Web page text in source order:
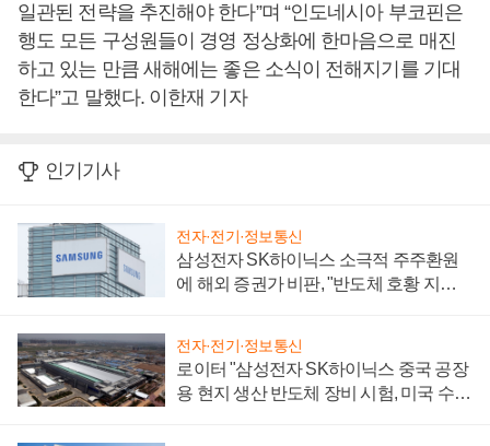
일관된 전략을 추진해야 한다”며 “인도네시아 부코핀은
행도 모든 구성원들이 경영 정상화에 한마음으로 매진
하고 있는 만큼 새해에는 좋은 소식이 전해지기를 기대
한다”고 말했다. 이한재 기자
인기기사
전자·전기·정보통신
삼성전자 SK하이닉스 소극적 주주환원
에 해외 증권가 비판, "반도체 호황 지속
전자·전기·정보통신
로이터 "삼성전자 SK하이닉스 중국 공장
용 현지 생산 반도체 장비 시험, 미국 수출